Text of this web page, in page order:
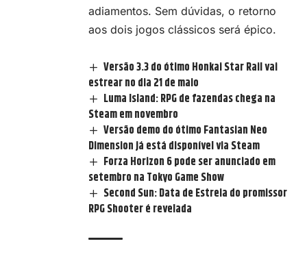
adiamentos. Sem dúvidas, o retorno
aos dois jogos clássicos será épico.
Versão 3.3 do ótimo Honkai Star Rail vai
estrear no dia 21 de maio
Luma Island: RPG de fazendas chega na
Steam em novembro
Versão demo do ótimo Fantasian Neo
Dimension já está disponível via Steam
Forza Horizon 6 pode ser anunciado em
setembro na Tokyo Game Show
Second Sun: Data de Estreia do promissor
RPG Shooter é revelada